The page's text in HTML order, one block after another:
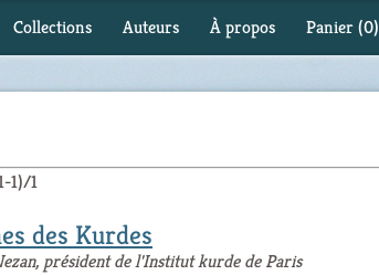
Collections Auteurs À propos Panier (0)
1)/1
des Kurdes
président de l'Institut kurde de Paris